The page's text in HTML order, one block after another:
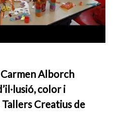
Alborch
color i
Creatius de